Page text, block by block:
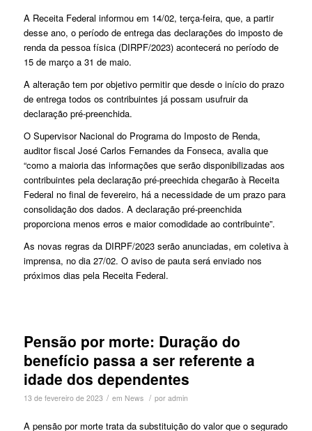
A Receita Federal informou em 14/02, terça-feira, que, a partir
desse ano, o período de entrega das declarações do imposto de
renda da pessoa física (DIRPF/2023) acontecerá no período de
15 de março a 31 de maio.
A alteração tem por objetivo permitir que desde o início do prazo
de entrega todos os contribuintes já possam usufruir da
declaração pré-preenchida.
O Supervisor Nacional do Programa do Imposto de Renda,
auditor fiscal José Carlos Fernandes da Fonseca, avalia que
“como a maioria das informações que serão disponibilizadas aos
contribuintes pela declaração pré-preechida chegarão à Receita
Federal no final de fevereiro, há a necessidade de um prazo para
consolidação dos dados. A declaração pré-preenchida
proporciona menos erros e maior comodidade ao contribuinte”.
As novas regras da DIRPF/2023 serão anunciadas, em coletiva à
imprensa, no dia 27/02. O aviso de pauta será enviado nos
próximos dias pela Receita Federal.
Pensão por morte: Duração do
benefício passa a ser referente a
idade dos dependentes
13 de fevereiro de 2023 / em News / por admin
A pensão por morte trata da substituição do valor que o segurado